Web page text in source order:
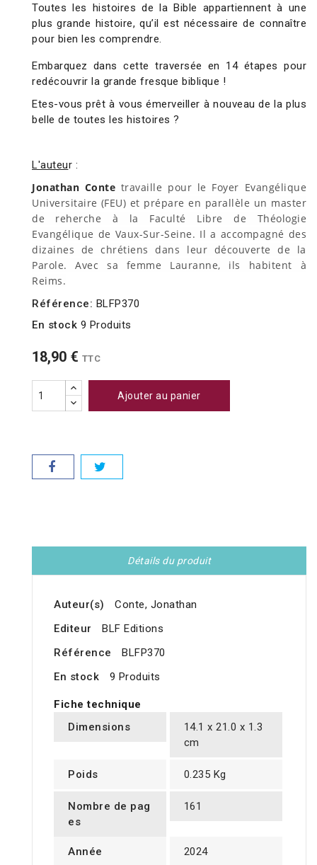
Toutes les histoires de la Bible appartiennent à une
plus grande histoire, qu’il est nécessaire de connaître
pour bien les comprendre.
Embarquez dans cette traversée en 14 étapes pour
redécouvrir la grande fresque biblique !
Etes-vous prêt à vous émerveiller à nouveau de la plus
belle de toutes les histoires ?
L'auteur :
Jonathan Conte travaille pour le Foyer Evangélique
Universitaire (FEU) et prépare en parallèle un master
de reherche à la Faculté Libre de Théologie
Evangélique de Vaux-Sur-Seine. Il a accompagné des
dizaines de chrétiens dans leur découverte de la
Parole. Avec sa femme Lauranne, ils habitent à
Reims.
Référence: BLFP370
En stock 9 Produits
18,90 € TTC
Ajouter au panier
Détails du produit
Auteur(s)
Conte, Jonathan
Editeur
BLF Editions
Référence
BLFP370
En stock
9 Produits
Fiche technique
Dimensions
14.1 x 21.0 x 1.3
cm
Poids 0.235 Kg
Nombre de pag
es
161
Année 2024